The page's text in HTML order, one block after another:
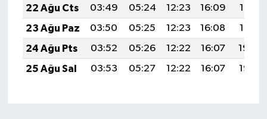
22 Ağu Cts
03:49 05:24 12:23 16:09
19:12
23 Ağu Paz
03:50 05:25 12:23 16:08
19:10
24 Ağu Pts
03:52 05:26 12:22 16:07
19:09
25 Ağu Sal
03:53 05:27 12:22 16:07 19:07